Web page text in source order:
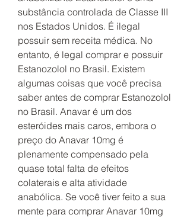
substância controlada de Classe III
nos Estados Unidos. É ilegal
possuir sem receita médica. No
entanto, é legal comprar e possuir
Estanozolol no Brasil. Existem
algumas coisas que você precisa
saber antes de comprar Estanozolol
no Brasil. Anavar é um dos
esteróides mais caros, embora o
preço do Anavar 10mg é
plenamente compensado pela
quase total falta de efeitos
colaterais e alta atividade
anabólica. Se você tiver feito a sua
mente para comprar Anavar 10mg